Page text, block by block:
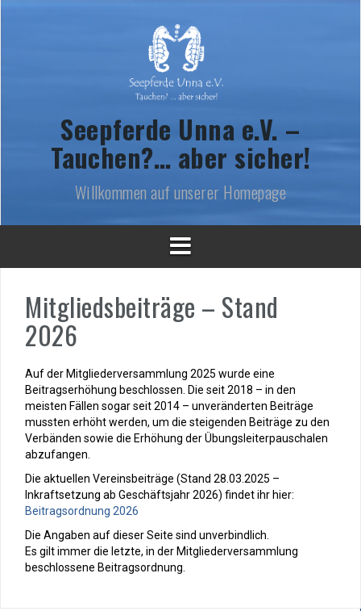
Seepferde Unna e.V. –
Tauchen?… aber sicher!
Willkommen auf unserer Homepage
Mitgliedsbeiträge – Stand
2026
Auf der Mitgliederversammlung 2025 wurde eine
Beitragserhöhung beschlossen. Die seit 2018 – in den
meisten Fällen sogar seit 2014 – unveränderten Beiträge
mussten erhöht werden, um die steigenden Beiträge zu den
Verbänden sowie die Erhöhung der Übungsleiterpauschalen
abzufangen.
Die aktuellen Vereinsbeiträge (Stand 28.03.2025 –
Inkraftsetzung ab Geschäftsjahr 2026) findet ihr hier:
Beitragsordnung 2026
Die Angaben auf dieser Seite sind unverbindlich.
Es gilt immer die letzte, in der Mitgliederversammlung
beschlossene Beitragsordnung.